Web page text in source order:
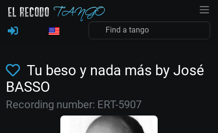
Tu beso y nada más by José
BASSO
Recording number: ERT-5907